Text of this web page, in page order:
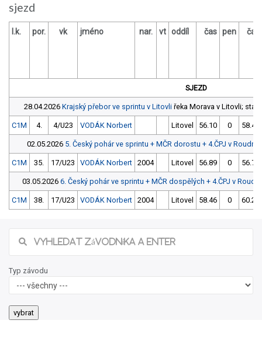
sjezd
l.k. por. vk jméno nar. vt oddíl čas pen čas
SJEZD
28.04.2026 Krajský přebor ve sprintu v Litovli řeka Morava v Litovli;
C1M 4. 4/U23 VODÁK Norbert Litovel 56.10 0 58.40
02.05.2026 5. Český pohár ve sprintu + MČR dorostu + 4.ČPJ v
C1M 35. 17/U23 VODÁK Norbert 2004 Litovel 56.89 0 56.72
03.05.2026 6. Český pohár ve sprintu + MČR dospělých + 4.ČPJ v
C1M 38. 17/U23 VODÁK Norbert 2004 Litovel 58.46 0 60.29
Typ závodu